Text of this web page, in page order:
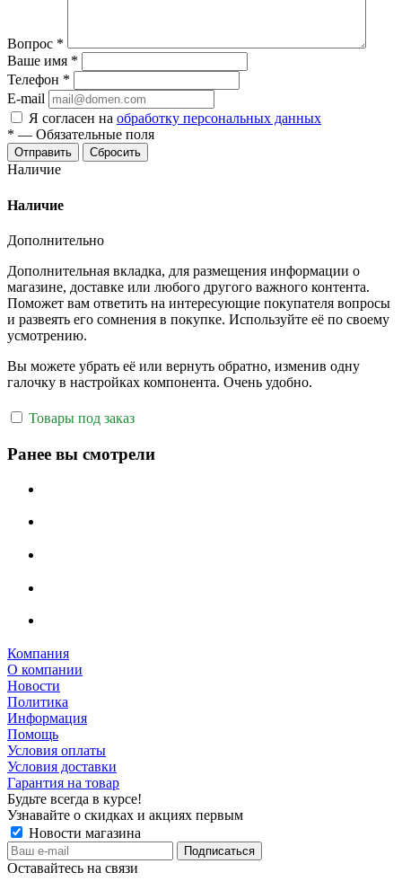
Вопрос *
Ваше имя *
Телефон *
E-mail
Я согласен на обработку персональных данных
* — Обязательные поля
Отправить Сбросить
Наличие
Наличие
Дополнительно
Дополнительная вкладка, для размещения информации о
магазине, доставке или любого другого важного контента.
Поможет вам ответить на интересующие покупателя вопросы
и развеять его сомнения в покупке. Используйте её по своему
усмотрению.
Вы можете убрать её или вернуть обратно, изменив одну
галочку в настройках компонента. Очень удобно.
Товары под заказ
Ранее вы смотрели
Компания
О компании
Новости
Политика
Информация
Помощь
Условия оплаты
Условия доставки
Гарантия на товар
Будьте всегда в курсе!
Узнавайте о скидках и акциях первым
Новости магазина
Оставайтесь на связи